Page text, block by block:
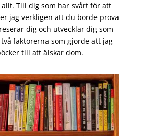
Till dig som har svårt för att
jag verkligen att du borde prova
dig och utvecklar dig som
faktorerna som gjorde att jag
till att älskar dom.